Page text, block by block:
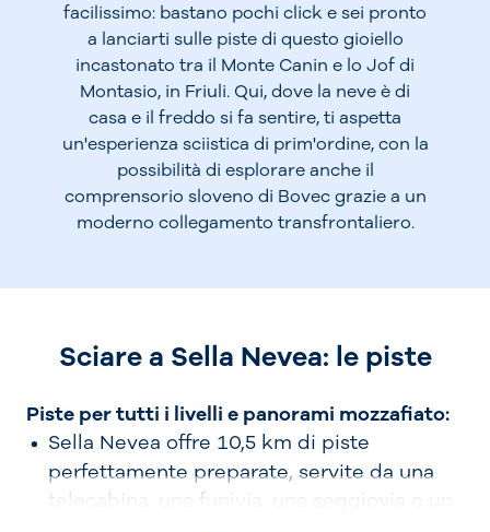
facilissimo: bastano pochi click e sei pronto
a lanciarti sulle piste di questo gioiello
incastonato tra il Monte Canin e lo Jof di
Montasio, in Friuli. Qui, dove la neve è di
casa e il freddo si fa sentire, ti aspetta
un'esperienza sciistica di prim'ordine, con la
possibilità di esplorare anche il
comprensorio sloveno di Bovec grazie a un
moderno collegamento transfrontaliero.
Sciare a Sella Nevea: le piste
Piste per tutti i livelli e panorami mozzafiato:
Sella Nevea offre 10,5 km di piste
perfettamente preparate, servite da una
telecabina, una funivia, una seggiovia e un